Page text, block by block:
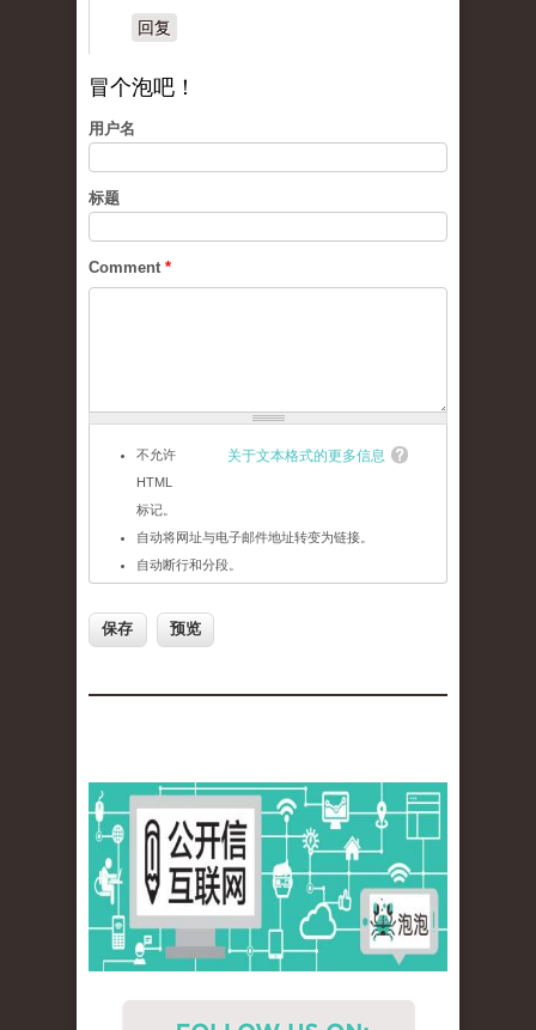
回复
冒个泡吧！
用户名
标题
Comment *
关于文本格式的更多信息
不允许
HTML
标记。
自动将网址与电子邮件地址转变为链接。
自动断行和分段。